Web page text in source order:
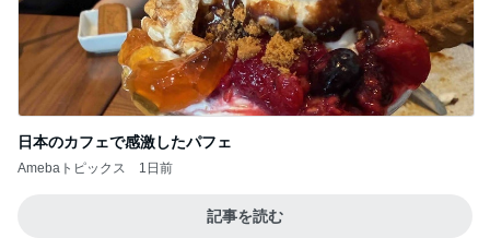
日本のカフェで感激したパフェ
Amebaトピックス 1日前
記事を読む